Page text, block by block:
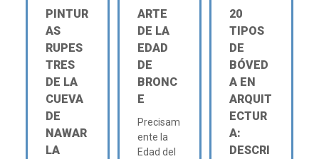
PINTUR
AS
RUPES
TRES
DE LA
CUEVA
DE
NAWAR
LA
ARTE
DE LA
EDAD
DE
BRONC
E
Precisam
ente la
Edad del
20
TIPOS
DE
BÓVED
A EN
ARQUIT
ECTUR
A:
DESCRI